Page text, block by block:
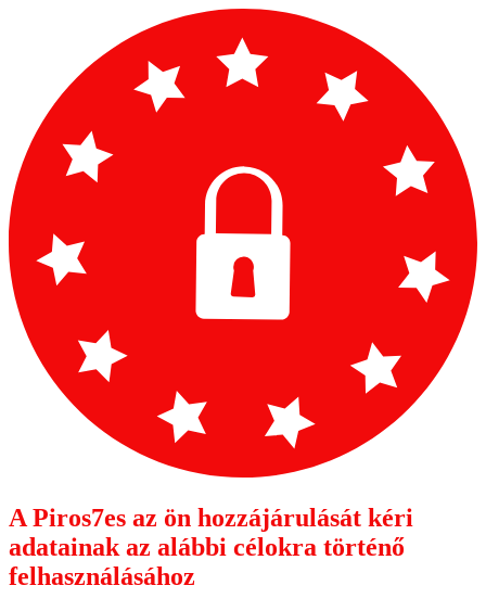
A Piros7es az ön hozzájárulását kéri
adatainak az alábbi célokra történő
felhasználásához